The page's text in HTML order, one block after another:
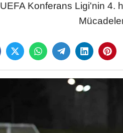
UEFA Konferans Ligi'nin 4.